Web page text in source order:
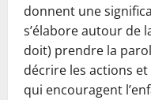
donnent une
s’élabore autour de
doit) prendre la
décrire les actions
qui encouragent